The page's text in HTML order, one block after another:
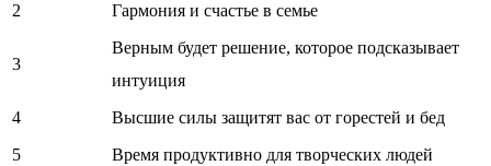
2
Гармония и счастье в семье
3
Верным будет решение, которое подсказывает
интуиция
4
Высшие силы защитят вас от горестей и бед
5
Время продуктивно для творческих людей